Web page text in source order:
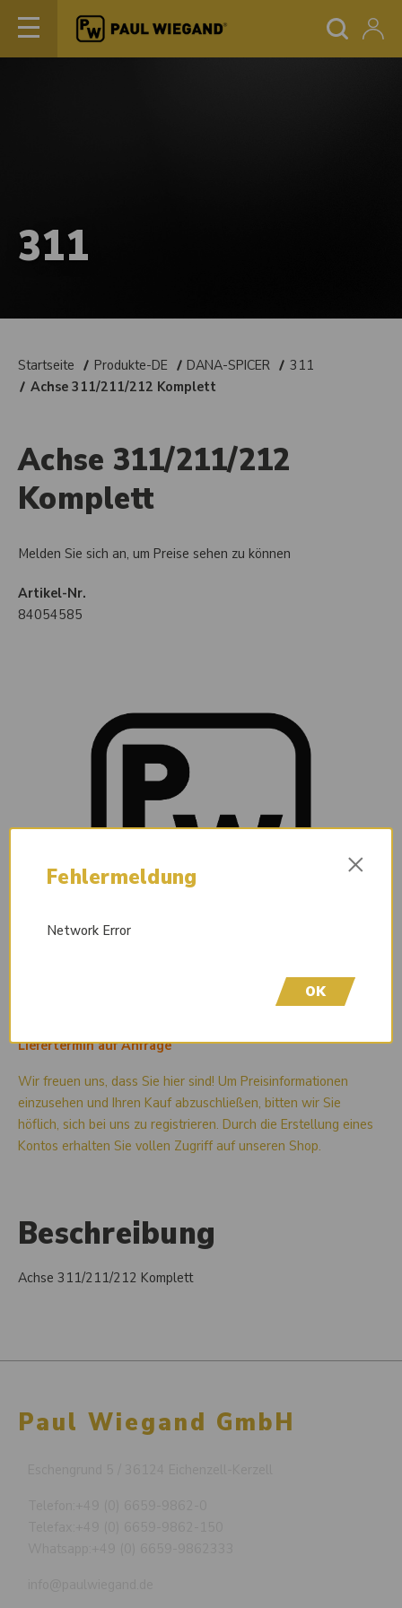
311
Startseite Produkte-DE DANA-SPICER
311
Achse 311/211/212 Komplett
Achse 311/211/212
Komplett
Melden Sie sich an, um Preise sehen zu können
Artikel-Nr.
84054585
Liefertermin auf Anfrage
Wir freuen uns, dass Sie hier sind! Um Preisinformationen
einzusehen und Ihren Kauf abzuschließen, bitten wir Sie
höflich, sich bei uns zu registrieren. Durch die Erstellung eines
Kontos erhalten Sie vollen Zugriff auf unseren Shop.
Beschreibung
Achse 311/211/212 Komplett
Paul Wiegand GmbH
Fehlermeldung ×
Network Error
OK